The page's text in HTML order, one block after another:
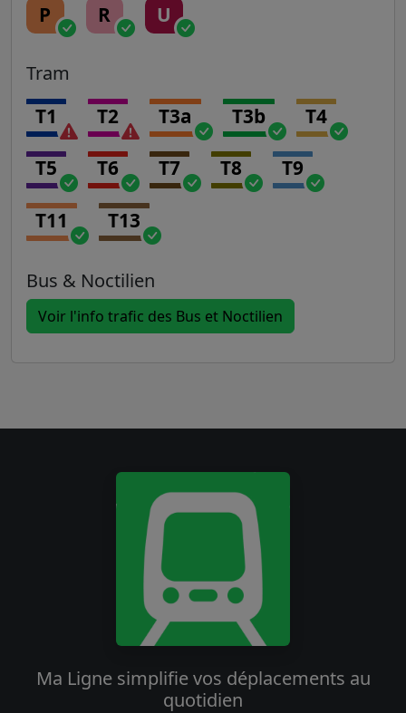
P R U
Tram
T1 T2 T3a T3b T4
T5 T6 T7 T8 T9
T11 T13
Bus & Noctilien
Voir l'info trafic des Bus et Noctilien
Ma Ligne simplifie vos déplacements au
quotidien